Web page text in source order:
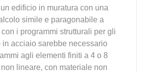
edificio in muratura con una
simile e paragonabile a
i programmi strutturali per gli
in acciaio sarebbe necessario
agli elementi finiti a 4 o 8
lineare, con materiale non